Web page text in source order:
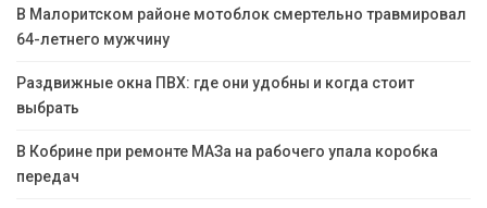
В Малоритском районе мотоблок смертельно травмировал
64-летнего мужчину
Раздвижные окна ПВХ: где они удобны и когда стоит
выбрать
В Кобрине при ремонте МАЗа на рабочего упала коробка
передач